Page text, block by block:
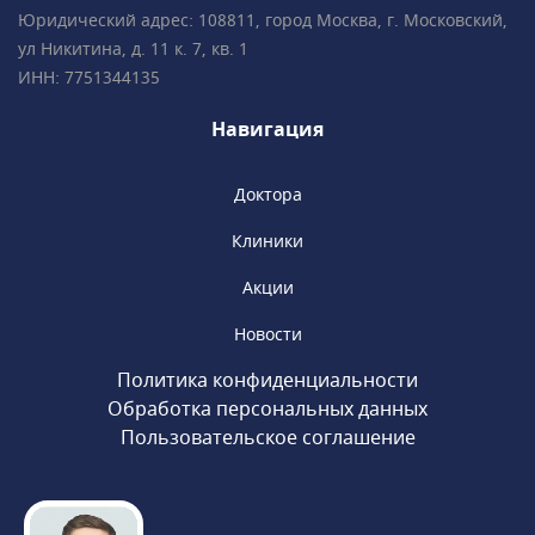
международные сертификаты Fetal Medicine
Foundation (Фонд медицины плода) • Всего в
2 минутах ходьбы от метро «Чистые пруды»,
Юридический адрес: 108811, город Москва, г. Московский,
ул Никитина, д. 11 к. 7, кв. 1
ИНН: 7751344135
Навигация
Доктора
Клиники
Акции
Новости
Политика конфиденциальности
Обработка персональных данных
Пользовательское соглашение